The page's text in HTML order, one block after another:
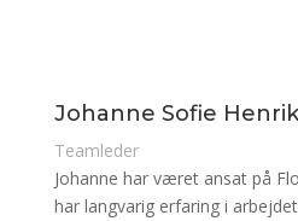
Johanne Sofie
Teamleder
Johanne har været ansat på
har langvarig erfaring i